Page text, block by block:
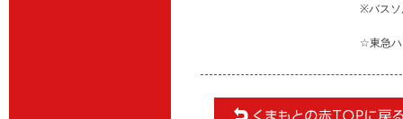
※バスソ
☆東急